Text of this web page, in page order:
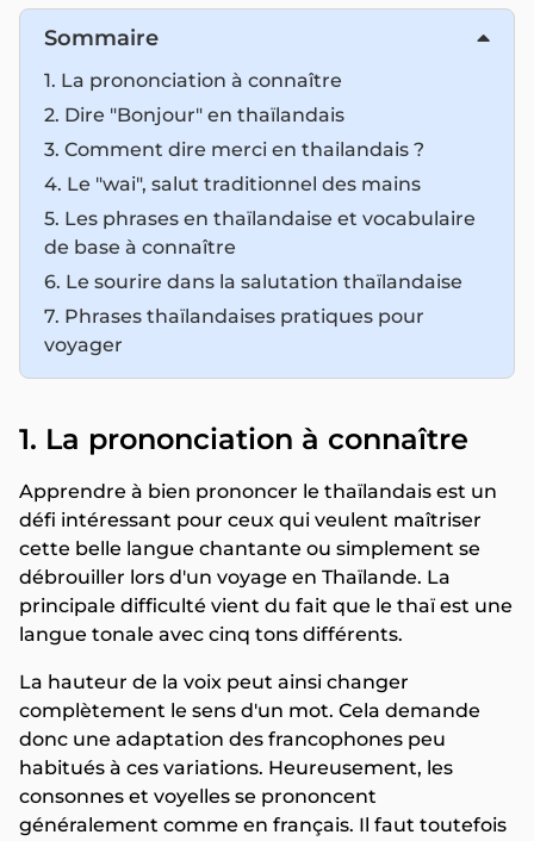
Sommaire
1. La prononciation à connaître
2. Dire "Bonjour" en thaïlandais
3. Comment dire merci en thailandais ?
4. Le "wai", salut traditionnel des mains
5. Les phrases en thaïlandaise et vocabulaire
de base à connaître
6. Le sourire dans la salutation thaïlandaise
7. Phrases thaïlandaises pratiques pour
voyager
1. La prononciation à connaître
Apprendre à bien prononcer le thaïlandais est un
défi intéressant pour ceux qui veulent maîtriser
cette belle langue chantante ou simplement se
débrouiller lors d'un voyage en Thaïlande. La
principale difficulté vient du fait que le thaï est une
langue tonale avec cinq tons différents.
La hauteur de la voix peut ainsi changer
complètement le sens d'un mot. Cela demande
donc une adaptation des francophones peu
habitués à ces variations. Heureusement, les
consonnes et voyelles se prononcent
généralement comme en français. Il faut toutefois